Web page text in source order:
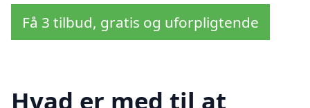
Få 3 tilbud, gratis og uforpligtende
Hvad er med til at